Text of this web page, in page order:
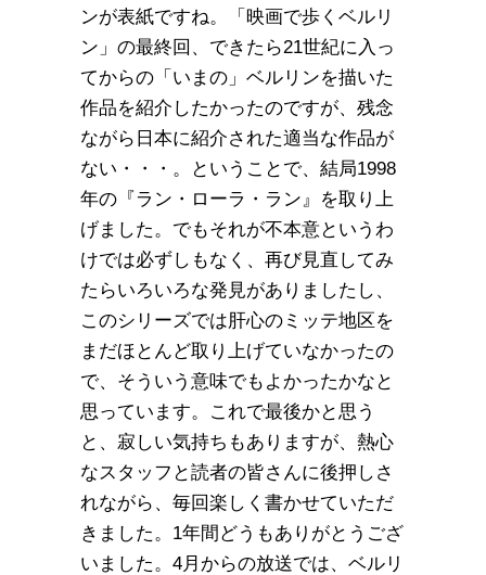
ンが表紙ですね。「映画で歩くベルリ
ン」の最終回、できたら21世紀に入っ
てからの「いまの」ベルリンを描いた
作品を紹介したかったのですが、残念
ながら日本に紹介された適当な作品が
ない・・・。ということで、結局1998
年の『ラン・ローラ・ラン』を取り上
げました。でもそれが不本意というわ
けでは必ずしもなく、再び見直してみ
たらいろいろな発見がありましたし、
このシリーズでは肝心のミッテ地区を
まだほとんど取り上げていなかったの
で、そういう意味でもよかったかなと
思っています。これで最後かと思う
と、寂しい気持ちもありますが、熱心
なスタッフと読者の皆さんに後押しさ
れながら、毎回楽しく書かせていただ
きました。1年間どうもありがとうござ
いました。4月からの放送では、ベルリ